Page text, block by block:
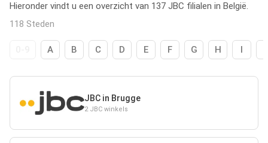
Hieronder vindt u een overzicht van 137 JBC filialen in België.
118 Steden
A B C D E F G H I
JBC in Brugge
2 JBC winkels